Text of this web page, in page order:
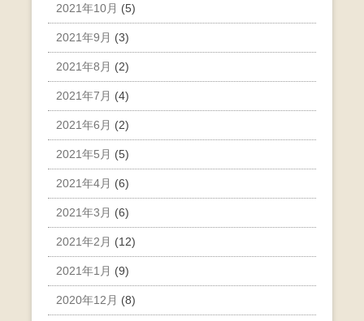
2021年10月 (5)
2021年9月 (3)
2021年8月 (2)
2021年7月 (4)
2021年6月 (2)
2021年5月 (5)
2021年4月 (6)
2021年3月 (6)
2021年2月 (12)
2021年1月 (9)
2020年12月 (8)